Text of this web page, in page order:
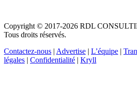
Copyright © 2017-2026 RDL
Tous droits réservés.
Contactez-nous | Advertise | L’équipe |
légales | Confidentialité | Kryll